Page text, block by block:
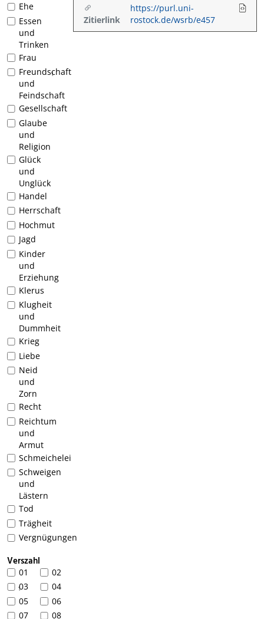
Ehe
Essen
und
Trinken
Frau
1
Freundschaft
und
Feindschaft
Gesellschaft
Glaube
und
Religion
Glück
und
Unglück
Handel
Herrschaft
Hochmut
Jagd
Kinder
und
Erziehung
Klerus
Klugheit
und
Dummheit
Krieg
Liebe
Neid
und
Zorn
Recht
Reichtum
und
Armut
Schmeichelei
Schweigen
und
Lästern
Tod
Trägheit
Vergnügungen
Verszahl
01 02
103
04
05
06
07
08
Zitierlink
https://purl.uni-
rostock.de/wsrb/e457